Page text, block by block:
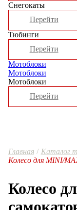
Снегокаты
Перейти
Тюбинги
Перейти
Мотоблоки
Мотоблоки
Мотоблоки
Перейти
Главная Каталог
Колесо для MINI/
Колесо